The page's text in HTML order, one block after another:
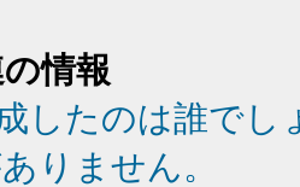
情報
したのは誰でし
りません。